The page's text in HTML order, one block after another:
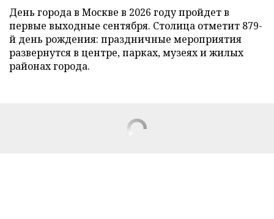
День города в Москве в 2026 году пройдет в
первые выходные сентября. Столица отметит 879-
й день рождения: праздничные мероприятия
развернутся в центре, парках, музеях и жилых
районах города.